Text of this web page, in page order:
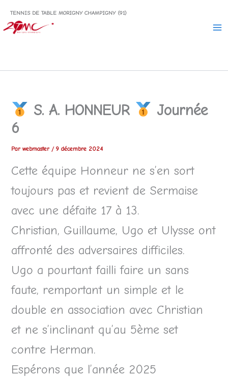
contenu
TENNIS DE TABLE MORIGNY CHAMPIGNY (91)
S. A. HONNEUR
Journée
6
Parwebmaster /9 décembre 2024
Cette équipe Honneur ne s’en sort
toujours pas et revient de Sermaise
avec une défaite 17 à 13.
Christian, Guillaume, Ugo et Ulysse ont
affronté des adversaires difficiles.
Ugo a pourtant failli faire un sans
faute, remportant un simple et le
double en association avec Christian
et ne s’inclinant qu’au 5ème set
contre Herman.
Espérons que l’année 2025